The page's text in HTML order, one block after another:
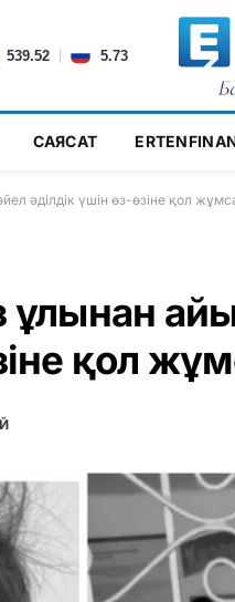
539.52 5.73
САЯСАТ
әділдік үшін өз-өзіне қол
қол